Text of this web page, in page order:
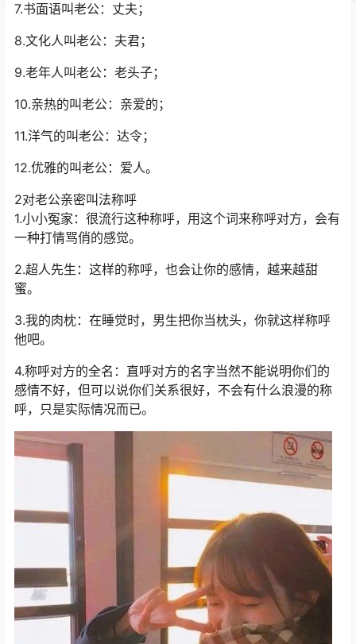
7.书面语叫老公：丈夫；
8.文化人叫老公：夫君；
9.老年人叫老公：老头子；
10.亲热的叫老公：亲爱的；
11.洋气的叫老公：达令；
12.优雅的叫老公：爱人。
2对老公亲密叫法称呼
1.小小冤家：很流行这种称呼，用这个词来称呼对方，会有
一种打情骂俏的感觉。
2.超人先生：这样的称呼，也会让你的感情，越来越甜
蜜。
3.我的肉枕：在睡觉时，男生把你当枕头，你就这样称呼
他吧。
4.称呼对方的全名：直呼对方的名字当然不能说明你们的
感情不好，但可以说你们关系很好，不会有什么浪漫的称
呼，只是实际情况而已。